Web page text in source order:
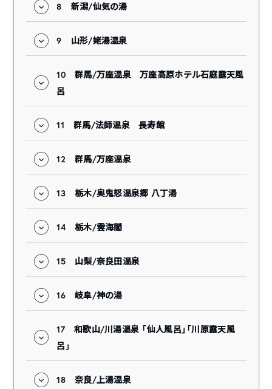
8 新潟/仙気の湯
9 山形/姥湯温泉
10
群馬/万座温泉 万座高原ホテル石庭露天風
呂
11 群馬/法師温泉 長寿館
12 群馬/万座温泉
13 栃木/奥鬼怒温泉郷 八丁湯
14 栃木/雲海閣
15 山梨/奈良田温泉
16 岐阜/神の湯
17
和歌山/川湯温泉 「仙人風呂」「川原露天風
呂」
18 奈良/上湯温泉